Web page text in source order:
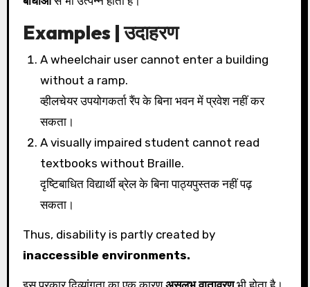
Examples | उदाहरण
A wheelchair user cannot enter a building
without a ramp.
व्हीलचेयर उपयोगकर्ता रैंप के बिना भवन में प्रवेश नहीं कर
सकता।
A visually impaired student cannot read
textbooks without Braille.
दृष्टिबाधित विद्यार्थी ब्रेल के बिना पाठ्यपुस्तक नहीं पढ़
सकता।
Thus, disability is partly created by
inaccessible environments.